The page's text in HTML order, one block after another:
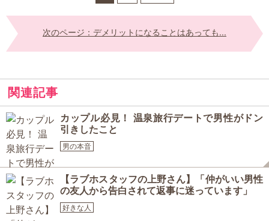
次のページ：デメリットになることはあっても...
関連記事
カップル必見！ 温泉旅行デートで男性がドン
引きしたこと
男の本音
【ラブホスタッフの上野さん】「仲がいい男性
の友人から告白されて返事に迷っています」
好きな人